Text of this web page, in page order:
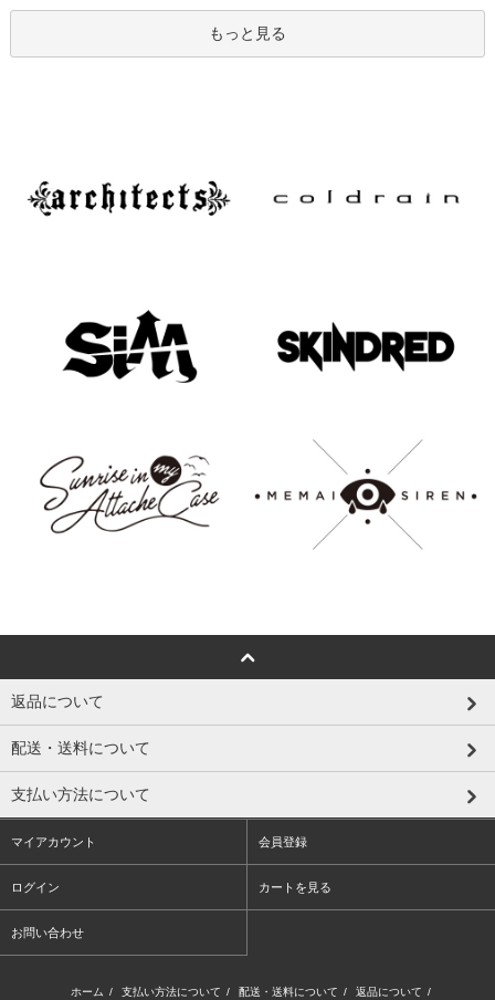
もっと見る
返品について
配送・送料について
支払い方法について
マイアカウント 会員登録
ログイン カートを見る
お問い合わせ
ホーム / 支払い方法について / 配送・送料について / 返品について /